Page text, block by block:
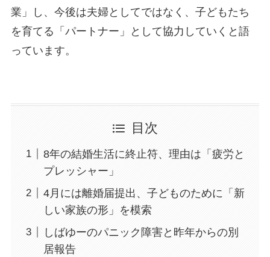
業」し、今後は夫婦としてではなく、子どもたち
を育てる「パートナー」として協力していくと語
っています。
目次
8年の結婚生活に終止符、理由は「疲労と
プレッシャー」
4月には離婚届提出、子どものために「新
しい家族の形」を模索
しばゆーのパニック障害と昨年からの別
居報告